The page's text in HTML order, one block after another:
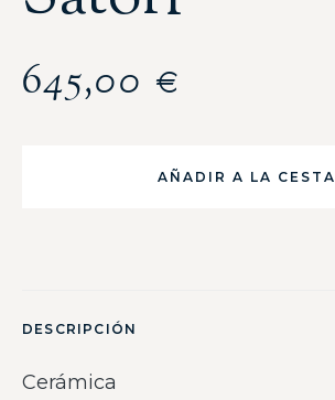
645,00 €
AÑADIR A LA CESTA
DESCRIPCIÓN
Cerámica